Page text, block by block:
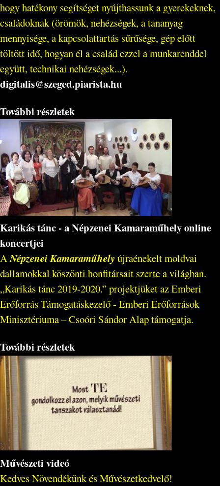
hogy hatékony segítséget nyújthassunk a gyerekeknek,
családoknak (örömök, nehézségek, a tananyag
mennyisége, a kapcsolattartás sűrűsége, gép előtt
töltött idő, hogyan él a család ezzel a munkarenddel
együtt, technikai nehézségek...).
digitalis@szeged.piarista.hu
További részletek
Karikás tánc - a Népzenei Kamaraműhely online
koncertjei
ANépzenei Kamaraműhelyújraénekelt moldvai
dallamokkal köszönti honfitársait szerte a világban.
„Karikás tánc 2019-2020.” projektjüket az Emberi
Erőforrás Támogatáskezelő - Emberi Erőforrások
Minisztériuma – Csoóri Sándor Alap támogatja.
További részletek
Művészeti videó
Kedves Növendékünk és Művészetkedvelő!